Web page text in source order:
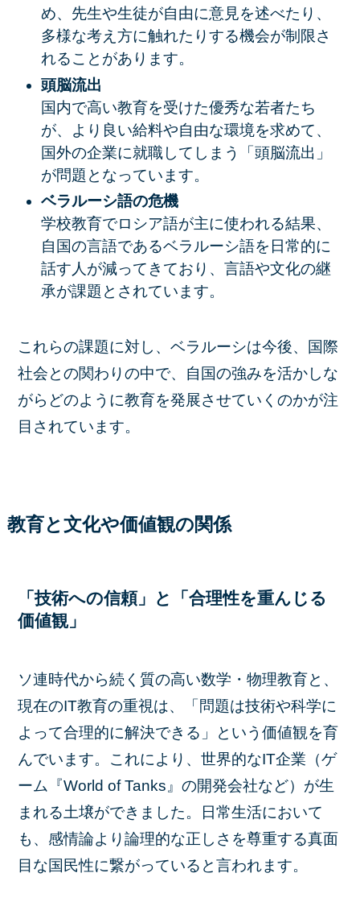
め、先生や生徒が自由に意見を述べたり、
多様な考え方に触れたりする機会が制限さ
れることがあります。
頭脳流出
国内で高い教育を受けた優秀な若者たち
が、より良い給料や自由な環境を求めて、
国外の企業に就職してしまう「頭脳流出」
が問題となっています。
ベラルーシ語の危機
学校教育でロシア語が主に使われる結果、
自国の言語であるベラルーシ語を日常的に
話す人が減ってきており、言語や文化の継
承が課題とされています。
これらの課題に対し、ベラルーシは今後、国際
社会との関わりの中で、自国の強みを活かしな
がらどのように教育を発展させていくのかが注
目されています。
教育と文化や価値観の関係
「技術への信頼」と「合理性を重んじる
価値観」
ソ連時代から続く質の高い数学・物理教育と、
現在のIT教育の重視は、「問題は技術や科学に
よって合理的に解決できる」という価値観を育
んでいます。これにより、世界的なIT企業（ゲ
ーム『World of Tanks』の開発会社など）が生
まれる土壌ができました。日常生活において
も、感情論より論理的な正しさを尊重する真面
目な国民性に繋がっていると言われます。